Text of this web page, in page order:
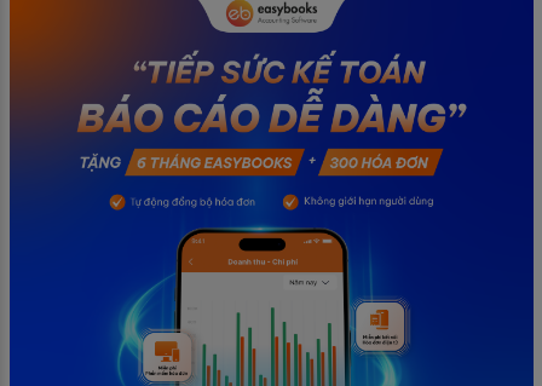
quy trình vận hành và tránh được những án phạt hành
chính không đáng có nếu nắm rõ […]